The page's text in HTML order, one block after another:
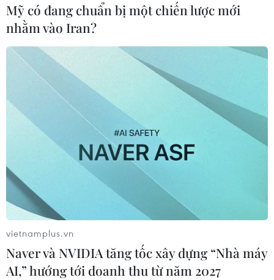
Mỹ có đang chuẩn bị một chiến lược mới
nhằm vào Iran?
vietnamplus.vn
Naver và NVIDIA tăng tốc xây dựng “Nhà máy
AI,” hướng tới doanh thu từ năm 2027